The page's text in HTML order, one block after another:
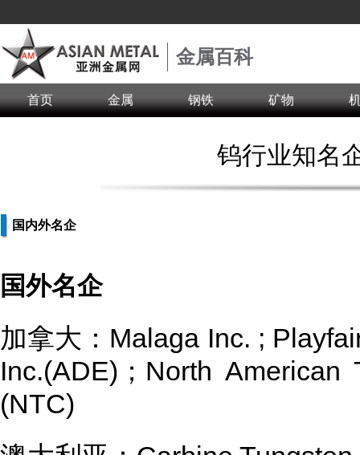
金属百科
首页 金属 钢铁 矿物
钨行业知名
国内外名企
国外名企
加拿大：Malaga Inc. ;
Inc.(ADE)；North
(NTC)